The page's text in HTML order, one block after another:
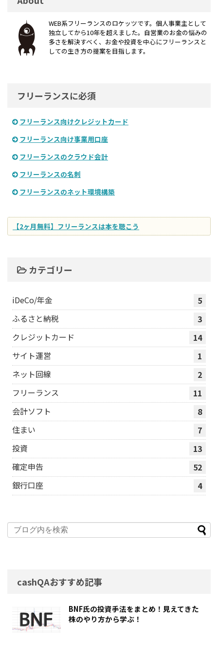
WEB系フリーランスのロケッツです。個人事業主として
独立してから10年を超えました。自営業のお金の悩みの
多さを解決すべく、お金や投資を中心にフリーランスと
しての生き方の提案を目指します。
フリーランスに必須
フリーランス向けクレジットカード
フリーランス向け事業用口座
フリーランスのクラウド会計
フリーランスの名刺
フリーランスのネット環境構築
【2ヶ月無料】フリーランスは本を聴こう
カテゴリー
iDeCo/年金
5
ふるさと納税
3
クレジットカード
14
サイト運営
1
ネット回線
2
フリーランス
11
会計ソフト
8
住まい
7
投資
13
確定申告
52
銀行口座
4
cashQAおすすめ記事
BNF氏の投資手法をまとめ！見えてきた
株のやり方から学ぶ！